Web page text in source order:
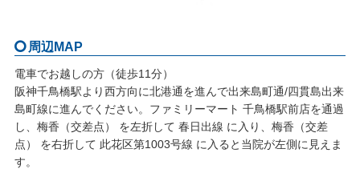
周辺MAP
電車でお越しの方（徒歩11分）
阪神千鳥橋駅より西方向に北港通を進んで出来島町通/四貫島出来
島町線に進んでください。ファミリーマート 千鳥橋駅前店を通過
し、梅香（交差点） を左折して 春日出線 に入り、梅香（交差
点） を右折して 此花区第1003号線 に入ると当院が左側に見えま
す。